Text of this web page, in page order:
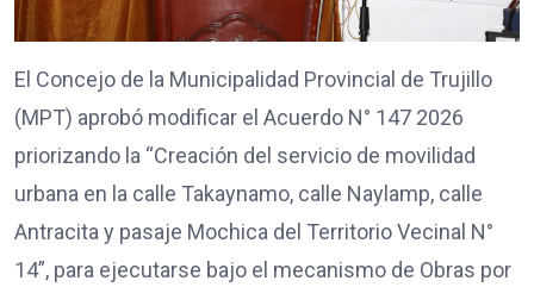
El Concejo de la Municipalidad Provincial de Trujillo
(MPT) aprobó modificar el Acuerdo N° 147 2026
priorizando la “Creación del servicio de movilidad
urbana en la calle Takaynamo, calle Naylamp, calle
Antracita y pasaje Mochica del Territorio Vecinal N°
14”, para ejecutarse bajo el mecanismo de Obras por